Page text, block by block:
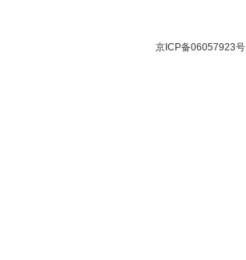
京ICP备06057923号